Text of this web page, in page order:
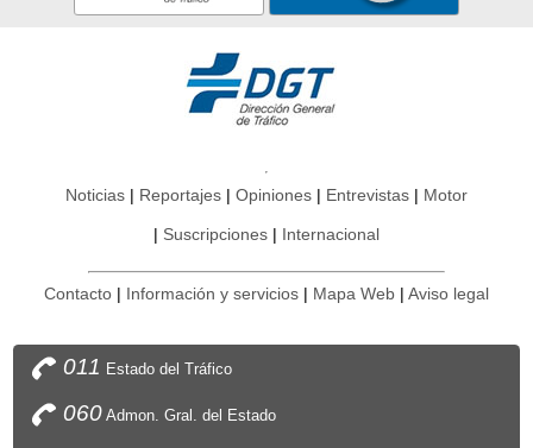
Noticias Reportajes Opiniones Entrevistas Motor
Suscripciones Internacional
Contacto Información y servicios Mapa Web Aviso legal
011 Estado del Tráfico
060Admon. Gral. del Estado